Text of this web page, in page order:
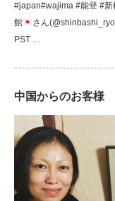
#japan#wajima #能登 #新
館
さん
PST …
中国からのお客様